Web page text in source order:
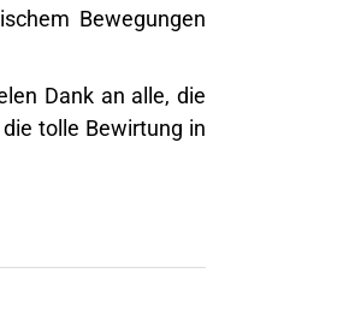
Bewegungen
Dank an alle, die
tolle Bewirtung in